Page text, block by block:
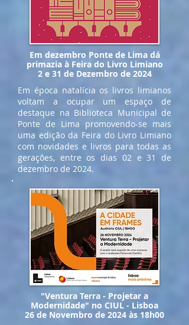
Em dezembro Ponte de Lima dá
primazia à Feira do Livro Limiano
2 e 31 de Dezembro de 2024
Em época natalícia os livros limianos
voltam a ocupar um espaço de
destaque na Biblioteca Municipal de
Ponte de Lima promovendo-se mais
uma edição da Feira do Livro Limiano
com novidades e livros para todas as
gerações, entre os dias 02 e 31 de
dezembro de 2024.
"Ventura Terra - Projetar a
Modernidade" no CIUL - Lisboa
26 de Novembro de 2024 às 18h00